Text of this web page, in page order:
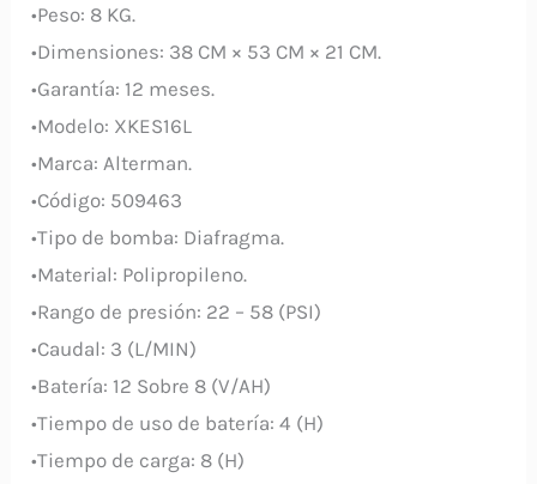
•Peso: 8 KG.
•Dimensiones: 38 CM × 53 CM × 21 CM.
•Garantía: 12 meses.
•Modelo: XKES16L
•Marca: Alterman.
•Código: 509463
•Tipo de bomba: Diafragma.
•Material: Polipropileno.
•Rango de presión: 22 – 58 (PSI)
•Caudal: 3 (L/MIN)
•Batería: 12 Sobre 8 (V/AH)
•Tiempo de uso de batería: 4 (H)
•Tiempo de carga: 8 (H)